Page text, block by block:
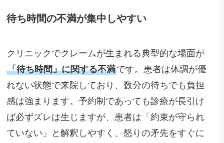
待ち時間の不満が集中しやすい
クリニックでクレームが生まれる典型的な場面が
「待ち時間」に関する不満です。患者は体調が優
れない状態で来院しており、数分の待ちでも負担
感は強まります。予約制であっても診療が長引け
ば必ずズレは生じますが、患者は「約束が守られ
ていない」と解釈しやすく、怒りの矛先をすぐに